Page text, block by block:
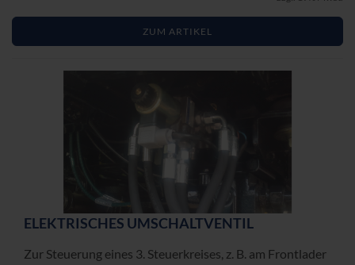
ZUM ARTIKEL
ELEK­TRI­SCHES UM­SCHALT­VEN­TIL
Zur Steue­rung eines 3. Steu­er­krei­ses, z. B. am Front­la­der